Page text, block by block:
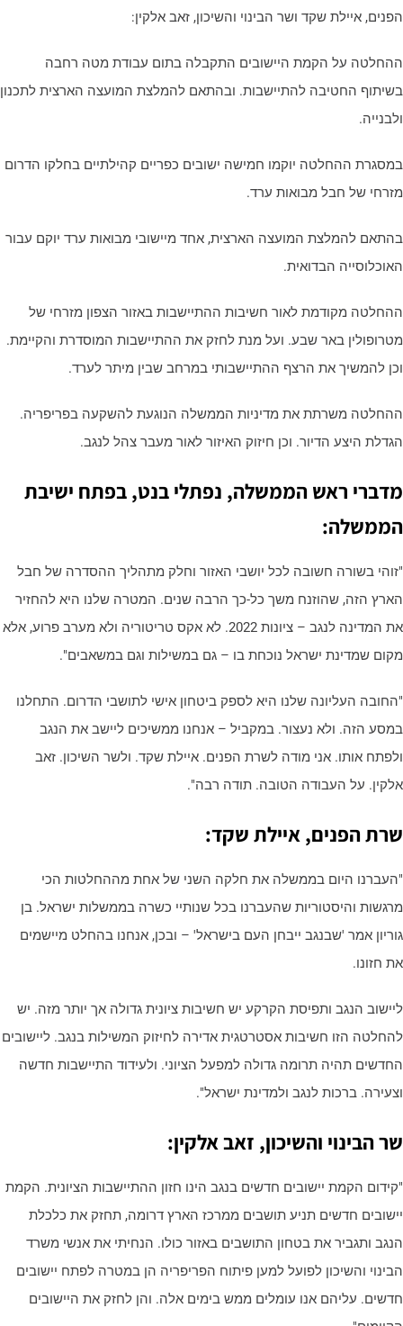
איילת שקד ושר הבינוי והשיכון, זאב אלקין:
על הקמת היישובים התקבלה בתום עבודת מטה רחבה
החטיבה להתיישבות. ובהתאם להמלצת המועצה הארצית לתכנון
ההחלטה יוקמו חמישה ישובים כפריים קהילתיים בחלקו הדרום
של חבל מבואות ערד.
להמלצת המועצה הארצית, אחד מיישובי מבואות ערד יוקם עבור
הבדואית.
מקודמת לאור חשיבות ההתיישבות באזור הצפון מזרחי של
באר שבע. ועל מנת לחזק את ההתיישבות המוסדרת והקיימת.
להמשיך את הרצף ההתיישבותי במרחב שבין מיתר לערד.
משרתת את מדיניות הממשלה הנוגעת להשקעה בפריפריה.
היצע הדיור. וכן חיזוק האיזור לאור מעבר צהל לנגב.
ראש הממשלה, נפתלי בנט, בפתח ישיבת
בשורה חשובה לכל יושבי האזור וחלק מתהליך ההסדרה של חבל
הזה, שהוזנח משך כל-כך הרבה שנים. המטרה שלנו היא להחזיר
את המדינה לנגב – ציונות 2022. לא אקס טריטוריה ולא מערב פרוע, אלא
שמדינת ישראל נוכחת בו – גם במשילות וגם במשאבים".
העליונה שלנו היא לספק ביטחון אישי לתושבי הדרום. התחלנו
הזה. ולא נעצור. במקביל – אנחנו ממשיכים ליישב את הנגב
אותו. אני מודה לשרת הפנים. איילת שקד. ולשר השיכון. זאב
על העבודה הטובה. תודה רבה".
הפנים, איילת שקד:
היום בממשלה את חלקה השני של אחת מההחלטות הכי
והיסטוריות שהעברנו בכל שנותיי כשרה בממשלות ישראל. בן
אמר 'שבנגב ייבחן העם בישראל' – ובכן, אנחנו בהחלט מיישמים
חזונו.
הנגב ותפיסת הקרקע יש חשיבות ציונית גדולה אך יותר מזה. יש
הזו חשיבות אסטרטגית אדירה לחיזוק המשילות בנגב. ליישובים
תהיה תרומה גדולה למפעל הציוני. ולעידוד התיישבות חדשה
ברכות לנגב ולמדינת ישראל".
הבינוי והשיכון, זאב אלקין:
הקמת יישובים חדשים בנגב הינו חזון ההתיישבות הציונית. הקמת
חדשים תניע תושבים ממרכז הארץ דרומה, תחזק את כלכלת
ותגביר את בטחון התושבים באזור כולו. הנחיתי את אנשי משרד
והשיכון לפועל למען פיתוח הפריפריה הן במטרה לפתח יישובים
עליהם אנו עומלים ממש בימים אלה. והן לחזק את היישובים